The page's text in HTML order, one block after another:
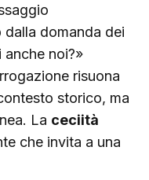
domanda dei
anche noi?»
risuona
storico, ma
La ceciità
che invita a una